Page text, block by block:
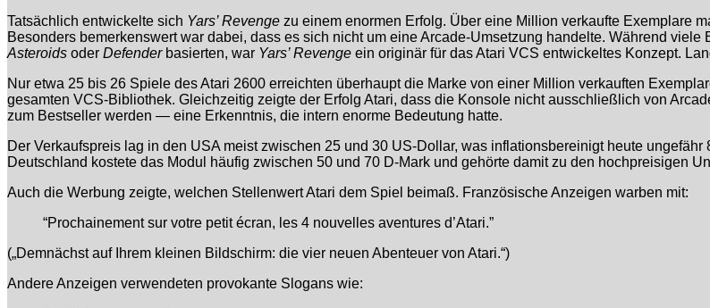
Tatsächlich entwickelte sich Yars’ Revenge zu einem enormen Erfolg. Über eine Million verkaufte Exemplare
Besonders bemerkenswert war dabei, dass es sich nicht um eine Arcade-Umsetzung handelte. Während
Asteroids oder Defenderbasierten, war Yars’ Revenge ein originär für das Atari VCS entwickeltes Konzept.
Nur etwa 25 bis 26 Spiele des Atari 2600 erreichten überhaupt die Marke von einer Million verkauften
gesamten VCS-Bibliothek. Gleichzeitig zeigte der Erfolg Atari, dass die Konsole nicht ausschließlich von
zum Bestseller werden — eine Erkenntnis, die intern enorme Bedeutung hatte.
Der Verkaufspreis lag in den USA meist zwischen 25 und 30 US-Dollar, was inflationsbereinigt heute
Deutschland kostete das Modul häufig zwischen 50 und 70 D-Mark und gehörte damit zu den hochpreisigen
Auch die Werbung zeigte, welchen Stellenwert Atari dem Spiel beimaß. Französische Anzeigen warben mit:
“Prochainement sur votre petit écran, les 4 nouvelles aventures d’Atari.”
(„Demnächst auf Ihrem kleinen Bildschirm: die vier neuen Abenteuer von Atari.“)
Andere Anzeigen verwendeten provokante Slogans wie: